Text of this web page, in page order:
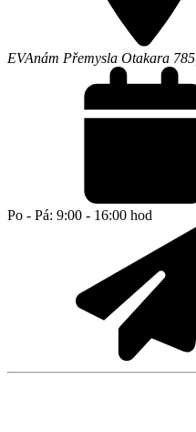
EVAnám Přemysla Otakara 785,
Po - Pá: 9:00 - 16:00 hod